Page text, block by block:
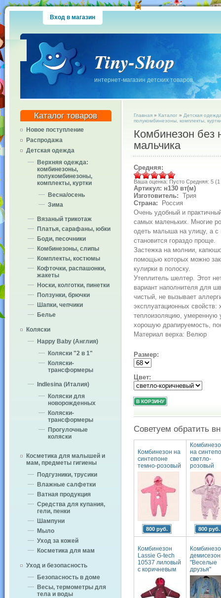
Вход в магазин
Tiny-Shop
интернет-магазин детских товаров
Каталог товаров
Новое поступление
Распродажа
Детская одежда
Верхняя одежда:
комбинезоны,
полукомбинезоны,
комплекты, куртки
Весна/осень
Зима
Вязаный трикотаж
Платья, сарафаны, юбки
Боди, песочники
Комбинезоны, слипы
Комплекты, костюмы
Кофточки, распашонки,
жакеты
Носки, колготки, пинетки
Ползунки, брючки
Шапки, чепчики
Белье
Коляски
Happy Baby (Англия)
Коляски "2 в 1"
Коляски-
трансформеры
Indlesina (Италия)
Коляски для
новорожденных
Коляски-
трансформеры
Прогулочные
коляски
Косметика для малышей и
мам, предметы гигиены
Подгузники, трусики
Влажные салфетки
Ватная продукция
Средства для купания,
гели, пенки
Шампуни
Мыло
Уход за кожей
Косметика для мам
Уход и безопасность
Безопасность в доме
Весы, термометры для
тела и воды
Главная» Каталог» Детская
полукомбинезоны, комплекты,
Комбинезон без
мальчика
Средняя:
Ваша оценка: Пусто Средняя: 5 (1
Артикул: н130 вт(м)
Изготовитель: Трия
Страна:
Россия
Очень удобный и
самых маленьких. Многие
одеть малыша на улицу, а с
становится гораздо проще.
Застежка на молнии,
помощью которых можно
кулирки в полоску.
Утеплитель шелтер. Этот
вариант наполнителя для
чистый, не вызывает
эксплуатационных
теплоизоляцию, умеренную
хорошую драпируемость,
Материал верха: Велюр
Размер:
Цвет:
Советуем обратить
Комбинезон на
синтепоне
темно-розовый
800 руб.
на
светло-
розовый
800 руб.
Комбинезон
Lassie G-tech
10537 лиловый
с коричневым
"Веселые
друзья"